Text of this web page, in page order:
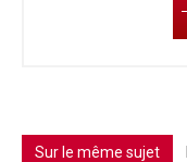
Sur le même sujet